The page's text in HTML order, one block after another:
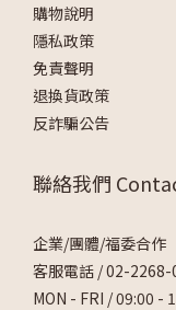
購物說明
隱私政策
免責聲明
退換貨政策
反詐騙公告
聯絡我們
企業/團體/福委合作
客服電話 /02-2268-
MON - FRI / 09:00 -